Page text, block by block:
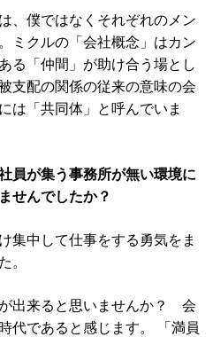
、僕ではなくそれぞれのメン
ミクルの「会社概念」はカン
る「仲間」が助け合う場とし
支配の関係の従来の意味の会
は「共同体」と呼んでいま
員が集う事務所が無い環境に
せんでしたか？
集中して仕事をする勇気をま
。
出来ると思いませんか？ 会
代であると感じます。 「満員